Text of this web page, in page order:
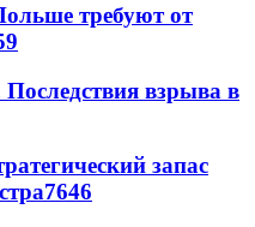
требуют от
Последствия взрыва в
запас
7646